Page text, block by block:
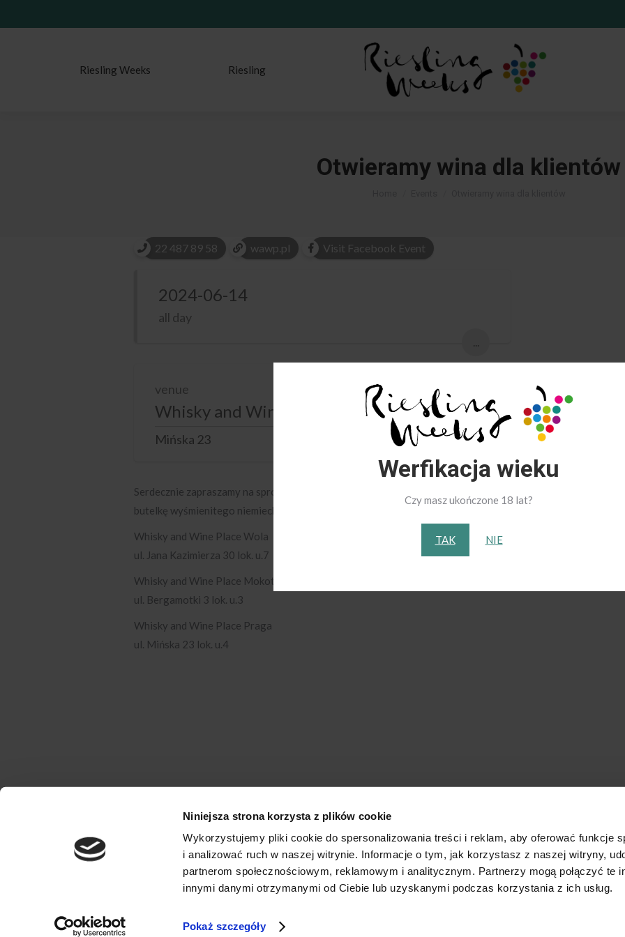
Niniejsza strona korzysta z plików cookie
Wykorzystujemy pliki cookie do spersonalizowania treści i reklam, aby oferować funkcje
i analizować ruch w naszej witrynie. Informacje o tym, jak korzystasz z naszej witryny,
partnerom społecznościowym, reklamowym i analitycznym. Partnerzy mogą połączyć te
innymi danymi otrzymanymi od Ciebie lub uzyskanymi podczas korzystania z ich usług.
Pokaż szczegóły
Werfikacja wieku
Czy masz ukończone 18 lat?
TAK NIE
Riesling Weeks Riesling
Otwieramy wina dla klientów
22 487 89 58 wawp.pl Visit Facebook Event
2024-06-14
all day
...
venue
Whisky and Wine Place Mińska
Mińska 23
Serdecznie zapraszamy na spróbowanie niemieckich win w naszych lokalach w Warszawie. Z okazji
butelkę wyśmienitego niemieckiego wina. Zachęcamy do odwiedzenia nas w tych lokacjach:
Whisky and Wine Place Wola
ul. Jana Kazimierza 30 lok. u.7
Whisky and Wine Place Mokotów
ul. Bergamotki 3 lok. u.3
Whisky and Wine Place Praga
ul. Mińska 23 lok. u.4
Copyright Niemiecki Instytut Wina 2020